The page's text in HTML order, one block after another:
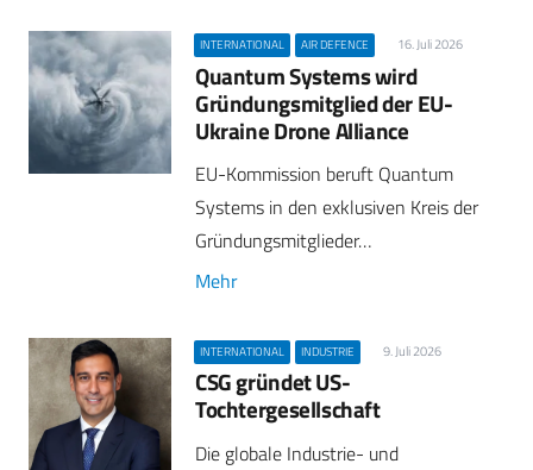
INTERNATIONAL AIR DEFENCE 16. Juli 2026
Quantum Systems wird
Gründungsmitglied der EU-
Ukraine Drone Alliance
EU-Kommission beruft Quantum
Systems in den exklusiven Kreis der
Gründungsmitglieder…
Mehr
INTERNATIONAL INDUSTRIE 9. Juli 2026
CSG gründet US-
Tochtergesellschaft
Die globale Industrie- und